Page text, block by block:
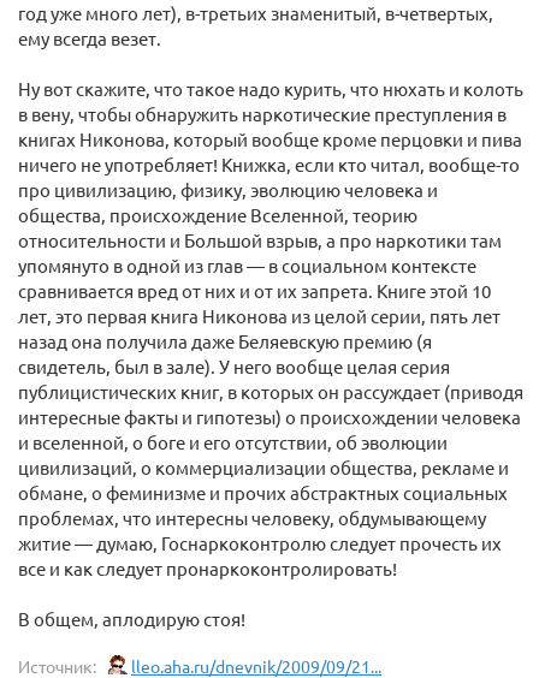
год уже много лет), в-третьих знаменитый, в-четвертых,
ему всегда везет.
Ну вот скажите, что такое надо курить, что нюхать и колоть
в вену, чтобы обнаружить наркотические преступления в
книгах Никонова, который вообще кроме перцовки и пива
ничего не употребляет! Книжка, если кто читал, вообще-то
про цивилизацию, физику, эволюцию человека и
общества, происхождение Вселенной, теорию
относительности и Большой взрыв, а про наркотики там
упомянуто в одной из глав — в социальном контексте
сравнивается вред от них и от их запрета. Книге этой 10
лет, это первая книга Никонова из целой серии, пять лет
назад она получила даже Беляевскую премию (я
свидетель, был в зале). У него вообще целая серия
публицистических книг, в которых он рассуждает (приводя
интересные факты и гипотезы) о происхождении человека
и вселенной, о боге и его отсутствии, об эволюции
цивилизаций, о коммерциализации общества, рекламе и
обмане, о феминизме и прочих абстрактных социальных
проблемах, что интересны человеку, обдумывающему
житие — думаю, Госнаркоконтролю следует прочесть их
все и как следует пронаркоконтролировать!
В общем, аплодирую стоя!
Источник: lleo.aha.ru/dnevnik/2009/09/21...